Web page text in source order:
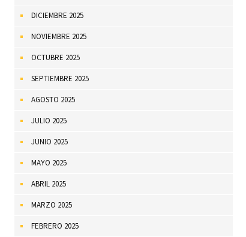
DICIEMBRE 2025
NOVIEMBRE 2025
OCTUBRE 2025
SEPTIEMBRE 2025
AGOSTO 2025
JULIO 2025
JUNIO 2025
MAYO 2025
ABRIL 2025
MARZO 2025
FEBRERO 2025